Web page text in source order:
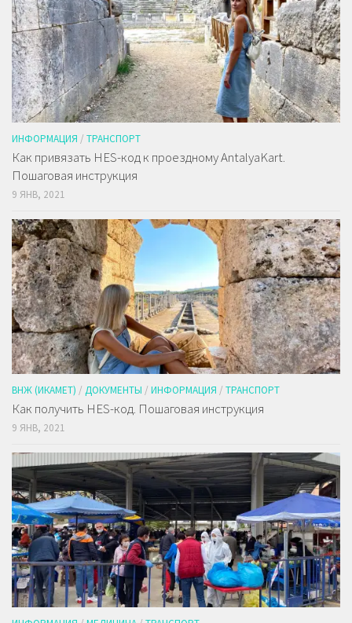
ИНФОРМАЦИЯ / ТРАНСПОРТ
Как привязать HES-код к проездному AntalyaKart.
Пошаговая инструкция
9 ЯНВ, 2021
ВНЖ (ИКАМЕТ) / ДОКУМЕНТЫ / ИНФОРМАЦИЯ / ТРАНСПОРТ
Как получить HES-код. Пошаговая инструкция
9 ЯНВ, 2021